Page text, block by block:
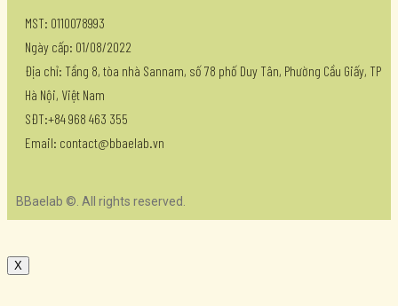
MST: 0110078993
Ngày cấp: 01/08/2022
Địa chỉ: Tầng 8, tòa nhà Sannam, số 78 phố Duy Tân, Phường Cầu Giấy, TP
Hà Nội, Việt Nam
SĐT:+84 968 463 355
Email: contact@bbaelab.vn
BBaelab ©. All rights reserved.
X